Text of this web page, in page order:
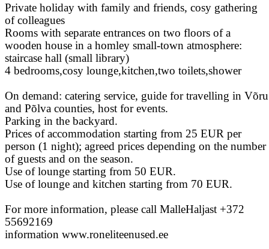
Private holiday with family and friends, cosy gathering
of colleagues
Rooms with separate entrances on two floors of a
wooden house in a homley small-town atmosphere:
staircase hall (small library)
4 bedrooms,cosy lounge,kitchen,two toilets,shower
On demand: catering service, guide for travelling in Võru
and Põlva counties, host for events.
Parking in the backyard.
Prices of accommodation starting from 25 EUR per
person (1 night); agreed prices depending on the number
of guests and on the season.
Use of lounge starting from 50 EUR.
Use of lounge and kitchen starting from 70 EUR.
For more information, please call MalleHaljast +372
55692169
information www.roneliteenused.ee